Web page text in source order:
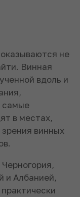
не
Винная
вдоль и
самые
в местах,
винных
и Албанией,